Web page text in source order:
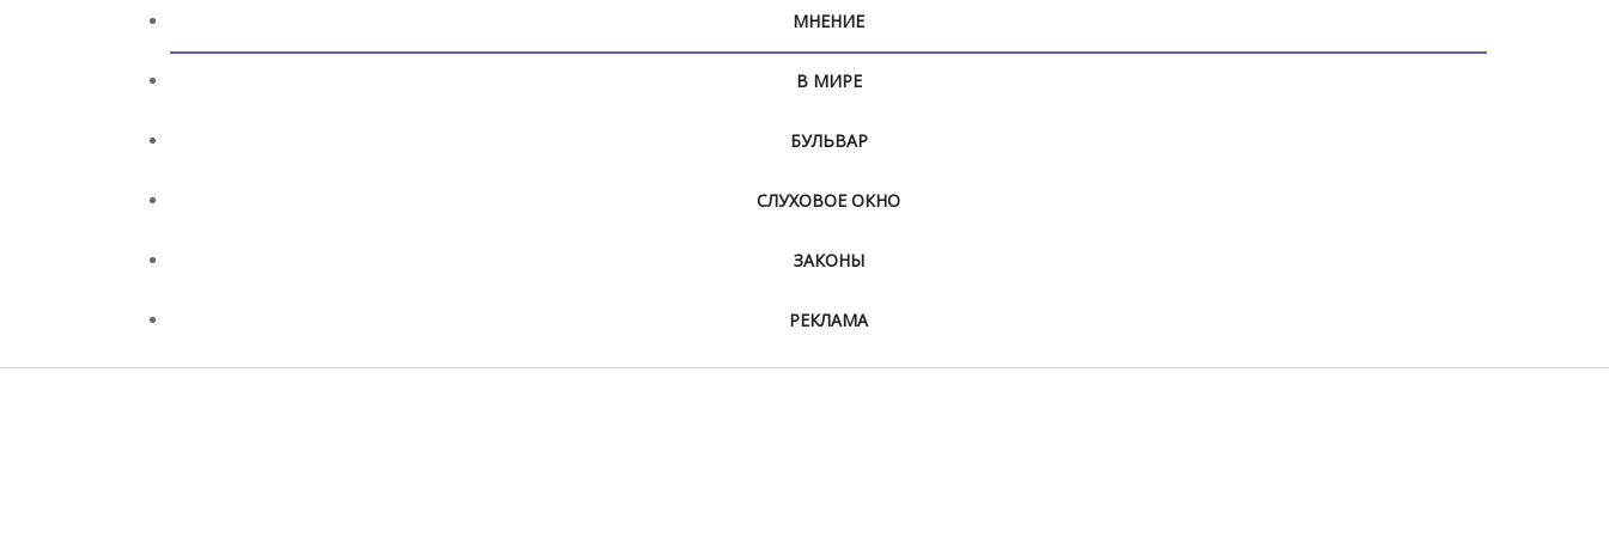
МНЕНИЕ
В МИРЕ
БУЛЬВАР
СЛУХОВОЕ ОКНО
ЗАКОНЫ
РЕКЛАМА